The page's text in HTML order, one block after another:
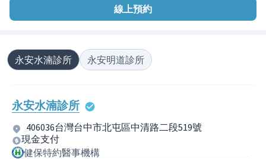
線上預約
永安水湳診所 永安明道診所
永安水湳診所
406036台灣台中市北屯區中清路二段519號
現金支付
健保特約醫事機構